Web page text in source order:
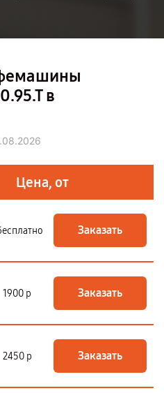
в
Цена, от
Заказать
1900 р Заказать
2450 р Заказать